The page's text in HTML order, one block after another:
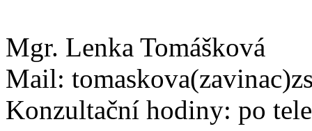
Mgr. Lenka Tomášková
Mail:
Konzultační hodiny: po